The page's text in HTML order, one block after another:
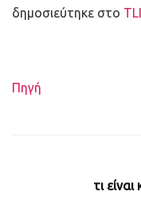
δημοσιεύτηκε στο
Πηγή
τι